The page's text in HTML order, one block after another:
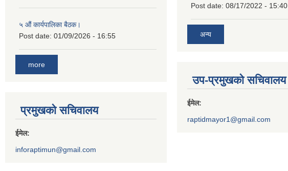
५ औं कार्यपालिका बैठक।
Post date: 01/09/2026 - 16:55
more
प्रमुखको सचिवालय
ईमेल:
inforaptimun@gmail.com
Post date: 08/17/2022 - 15:40
अन्य
उप-प्रमुखको सचिवालय
ईमेल:
raptidmayor1@gmail.com